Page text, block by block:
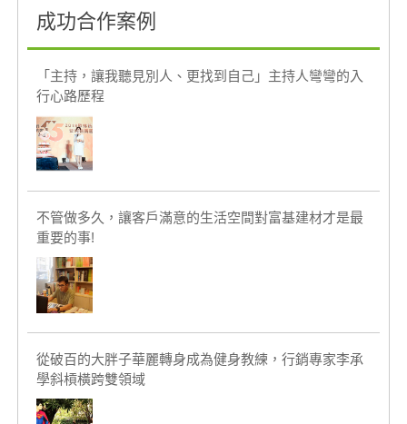
成功合作案例
「主持，讓我聽見別人、更找到自己」主持人彎彎的入
行心路歷程
不管做多久，讓客戶滿意的生活空間對富基建材才是最
重要的事!
從破百的大胖子華麗轉身成為健身教練，行銷專家李承
學斜槓橫跨雙領域